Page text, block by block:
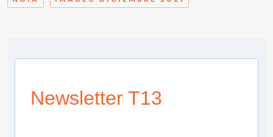
Newsletter T13